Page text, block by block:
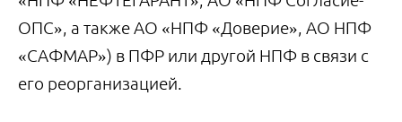
ОПС», а также АО «НПФ «Доверие», АО НПФ
«САФМАР») в ПФР или другой НПФ в связи с
его реорганизацией.